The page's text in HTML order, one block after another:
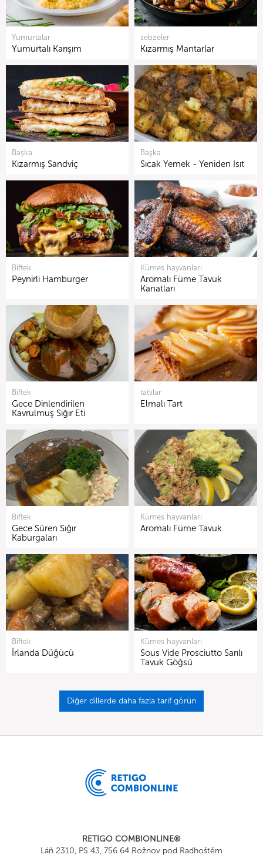
Yumurtalar
Yumurtalı Karışım
sebzeler
Kızarmış Mantarlar
Başka
Kızarmış Sandviç
Başka
Sıcak Yemek - Yeniden Isıt
Biftek
Peynirli Hamburger
Kümes hayvanları
Aromalı Füme Tavuk
Kanatları
Biftek
Gece Dinlendirilen
Kavrulmuş Sığır Eti
tatlılar
Elmalı Tart
Biftek
Gece Süren Sığır
Kaburgaları
Kümes hayvanları
Aromalı Füme Tavuk
Biftek
İrlanda Düğücü
Kümes hayvanları
Sous Vide Prosciutto Sarılı
Tavuk Göğsü
Diğer dillerde daha fazla tarif görün
RETIGO COMBIONLINE®
Láň 2310, PS 43, 756 64 Rožnov pod Radhoštěm